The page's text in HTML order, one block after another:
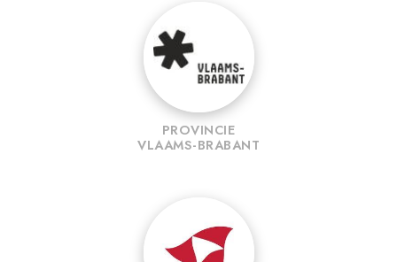
PROVINCIE
VLAAMS-BRABANT